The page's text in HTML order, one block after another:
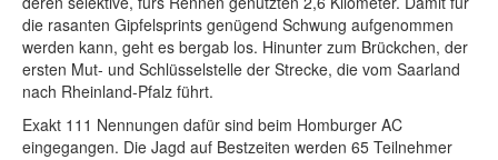
die rasanten Gipfelsprints genügend Schwung aufgenommen
werden kann, geht es bergab los. Hinunter zum Brückchen, der
ersten Mut- und Schlüsselstelle der Strecke, die vom Saarland
nach Rheinland-Pfalz führt.
Exakt 111 Nennungen dafür sind beim Homburger AC
eingegangen. Die Jagd auf Bestzeiten werden 65 Teilnehmer